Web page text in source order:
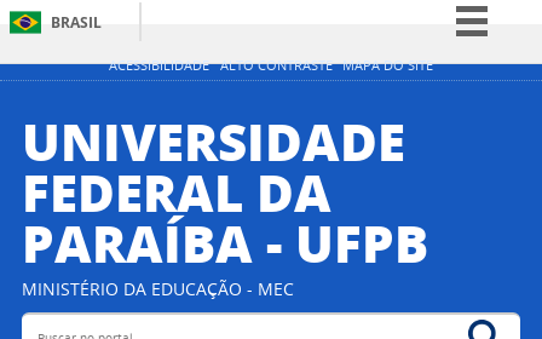
ACESSIBILIDADE ALTO CONTRASTE MAPA DO SITE
BRASIL
Simplifique!
Participe
Acesso à informação
Canais
UNIVERSIDADE
FEDERAL DA
PARAÍBA - UFPB
MINISTÉRIO DA EDUCAÇÃO - MEC
Buscar no portal